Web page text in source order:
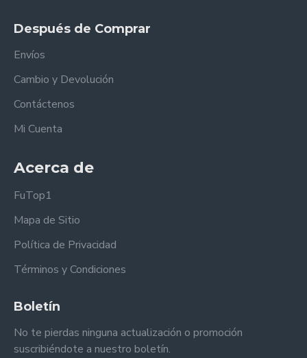
Después de Comprar
Envíos
Cambio y Devolución
Contáctenos
Mi Cuenta
Acerca de
FuTop1
Mapa de Sitio
Política de Privacidad
Términos y Condiciones
Boletín
No te pierdas ninguna actualización o promoción
suscribiéndote a nuestro boletín.